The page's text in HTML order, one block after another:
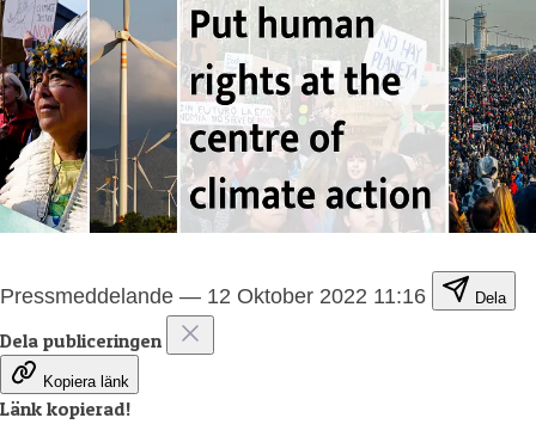
Pressmeddelande — 12 Oktober 2022 11:16 Dela
Dela publiceringen
Kopiera länk
Länk kopierad!